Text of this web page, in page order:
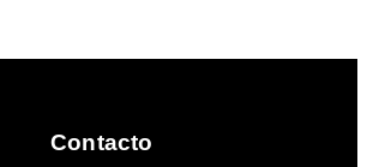
Contacto